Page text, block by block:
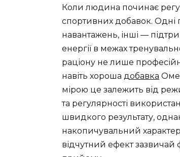
Коли людина починає
спортивних добавок. Одні
навантажень, інші —
енергії в межах
раціону не лише
навіть хороша добавка
мірою це залежить від
та регулярності
швидкого результату,
накопичувальний
відчутний ефект